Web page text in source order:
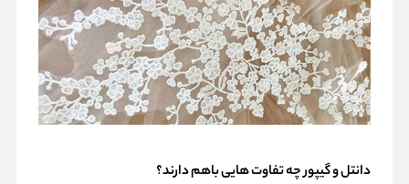
دانتل و گیپور چه تفاوت هایی باهم دارند؟